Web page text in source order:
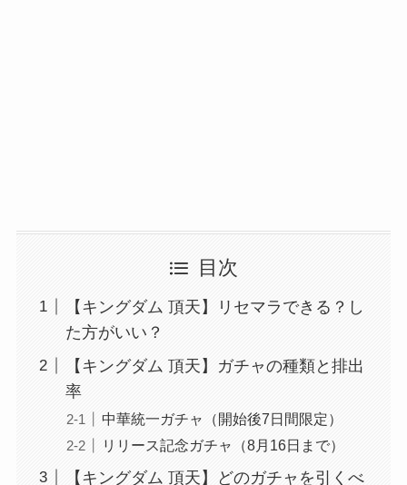
目次
【キングダム 頂天】リセマラできる？し
た方がいい？
【キングダム 頂天】ガチャの種類と排出
率
中華統一ガチャ（開始後7日間限定）
リリース記念ガチャ（8月16日まで）
【キングダム 頂天】どのガチャを引くべ